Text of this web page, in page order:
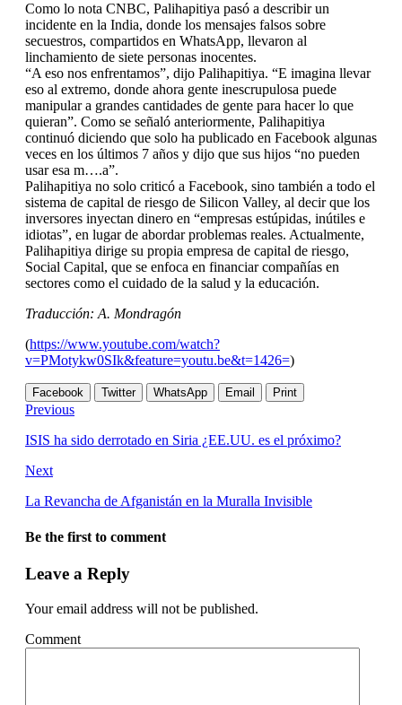
Como lo nota CNBC, Palihapitiya pasó a describir un
incidente en la India, donde los mensajes falsos sobre
secuestros, compartidos en WhatsApp, llevaron al
linchamiento de siete personas inocentes.
“A eso nos enfrentamos”, dijo Palihapitiya. “E imagina llevar
eso al extremo, donde ahora gente inescrupulosa puede
manipular a grandes cantidades de gente para hacer lo que
quieran”. Como se señaló anteriormente, Palihapitiya
continuó diciendo que solo ha publicado en Facebook algunas
veces en los últimos 7 años y dijo que sus hijos “no pueden
usar esa m….a”.
Palihapitiya no solo criticó a Facebook, sino también a todo el
sistema de capital de riesgo de Silicon Valley, al decir que los
inversores inyectan dinero en “empresas estúpidas, inútiles e
idiotas”, en lugar de abordar problemas reales. Actualmente,
Palihapitiya dirige su propia empresa de capital de riesgo,
Social Capital, que se enfoca en financiar compañías en
sectores como el cuidado de la salud y la educación.
Traducción: A. Mondragón
(https://www.youtube.com/watch?
v=PMotykw0SIk&feature=youtu.be&t=1426=)
Facebook Twitter WhatsApp Email Print
Previous
ISIS ha sido derrotado en Siria ¿EE.UU. es el próximo?
Next
La Revancha de Afganistán en la Muralla Invisible
Be the first to comment
Leave a Reply
Your email address will not be published.
Comment